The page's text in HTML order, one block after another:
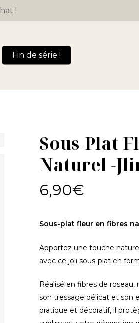
!
Fin de série !
Cart
Sous-Plat
Naturel -
6,90€
Sous-plat fleur en fibres
Apportez une touche
avec ce joli sous-plat en
Réalisé en fibres de
son tressage délicat et son
pratique et décoratif, il